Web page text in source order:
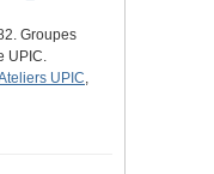
Groupes
UPIC.
UPIC,